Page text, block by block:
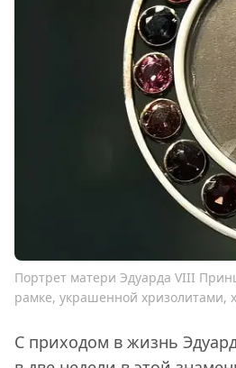
Портрет матери Эдуарда VIII
рамке, украшенной
С приходом в жизнь